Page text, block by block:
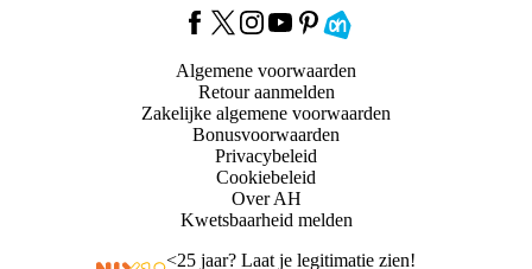
Algemene voorwaarden
Retour aanmelden
Zakelijke algemene voorwaarden
Bonusvoorwaarden
Privacybeleid
Cookiebeleid
Over AH
Kwetsbaarheid melden
<25 jaar? Laat je legitimatie zien!